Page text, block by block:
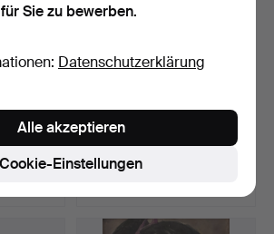
"R…
JULI BORRELL.
Selbstporträt.
Beendet 18. Mai 2026
2 Gebote
Sie zu bewerben.
Datenschutzerklärung
Cookie-Einstellungen
Alle akzeptieren